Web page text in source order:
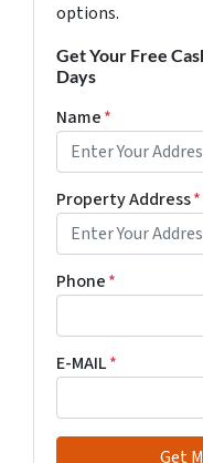
options.
Get Your Free
Days
Name*
Property Address*
Phone*
E-MAIL*